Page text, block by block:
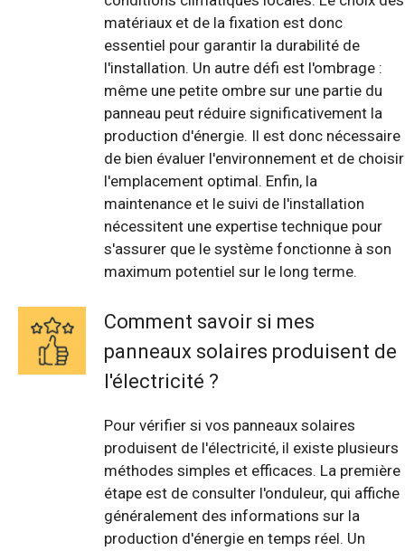
matériaux et de la fixation est donc
essentiel pour garantir la durabilité de
l'installation. Un autre défi est l'ombrage :
même une petite ombre sur une partie du
panneau peut réduire significativement la
production d'énergie. Il est donc nécessaire
de bien évaluer l'environnement et de choisir
l'emplacement optimal. Enfin, la
maintenance et le suivi de l'installation
nécessitent une expertise technique pour
s'assurer que le système fonctionne à son
maximum potentiel sur le long terme.
Comment savoir si mes
panneaux solaires produisent de
l'électricité ?
Pour vérifier si vos panneaux solaires
produisent de l'électricité, il existe plusieurs
méthodes simples et efficaces. La première
étape est de consulter l'onduleur, qui affiche
généralement des informations sur la
production d'énergie en temps réel. Un